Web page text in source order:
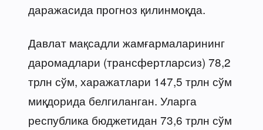
даражасида прогноз қилинмоқда.
Давлат мақсадли жамғармаларининг
даромадлари (трансфертларсиз) 78,2
трлн сўм, харажатлари 147,5 трлн сўм
миқдорида белгиланган. Уларга
республика бюджетидан 73,6 трлн сўм